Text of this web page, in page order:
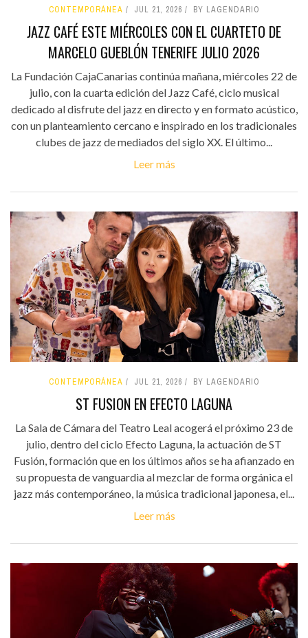
CONTEMPORÁNEA JUL 21, 2026 BY LAGENDARIO
JAZZ CAFÉ ESTE MIÉRCOLES CON EL CUARTETO DE
MARCELO GUEBLÓN TENERIFE JULIO 2026
La Fundación CajaCanarias continúa mañana, miércoles 22 de
julio, con la cuarta edición del Jazz Café, ciclo musical
dedicado al disfrute del jazz en directo y en formato acústico,
con un planteamiento cercano e inspirado en los tradicionales
clubes de jazz de mediados del siglo XX. El último...
Leer más
CONTEMPORÁNEA JUL 21, 2026 BY LAGENDARIO
ST FUSION EN EFECTO LAGUNA
La Sala de Cámara del Teatro Leal acogerá el próximo 23 de
julio, dentro del ciclo Efecto Laguna, la actuación de ST
Fusión, formación que en los últimos años se ha afianzado en
su propuesta de vanguardia al mezclar de forma orgánica el
jazz más contemporáneo, la música tradicional japonesa, el...
Leer más